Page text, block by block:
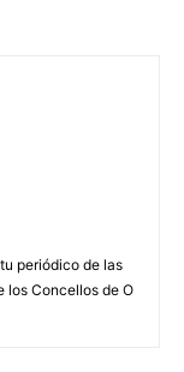
periódico de las
los Concellos de O